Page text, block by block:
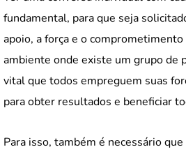
fundamental, para que seja
apoio, a força e o
ambiente onde existe um grupo de
vital que todos empreguem suas
para obter resultados e beneficiar
Para isso, também é necessário